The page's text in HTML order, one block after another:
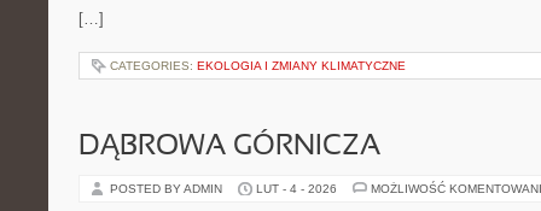
[…]
CATEGORIES: EKOLOGIA I ZMIANY KLIMATYCZNE
DĄBROWA GÓRNICZA
POSTED BY ADMIN LUT - 4 - 2026 MOŻLIWOŚĆ